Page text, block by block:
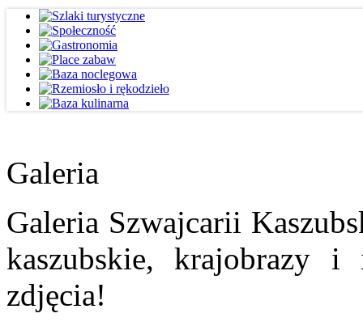
Galeria
Galeria Szwajcarii
kaszubskie, krajobrazy
zdjęcia!